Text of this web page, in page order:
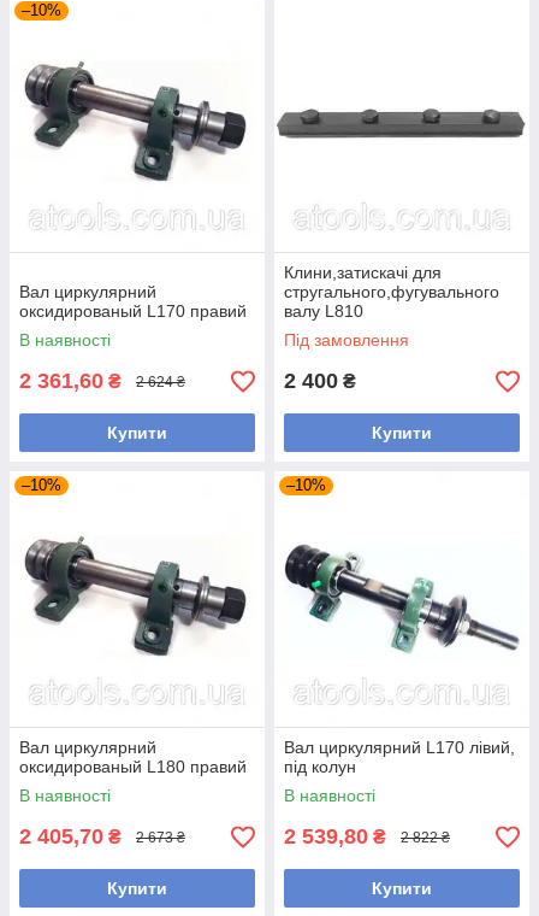
–10%
Вал циркулярний
оксидированый L170 правий
В наявності
2 361,60 ₴ 2 624 ₴
Купити
Клини,затискачі для
стругального,фугувального
валу L810
Під замовлення
2 400 ₴
Купити
–10%
Вал циркулярний
оксидированый L180 правий
В наявності
2 405,70 ₴ 2 673 ₴
Купити
–10%
Вал циркулярний L170 лівий,
під колун
В наявності
2 539,80 ₴ 2 822 ₴
Купити